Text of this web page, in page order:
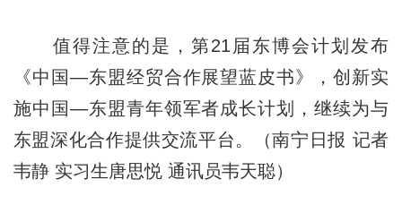
值得注意的是，第21届东博会计划发布
《中国—东盟经贸合作展望蓝皮书》，创新实
施中国—东盟青年领军者成长计划，继续为与
东盟深化合作提供交流平台。（南宁日报 记者
韦静 实习生唐思悦 通讯员韦天聪）